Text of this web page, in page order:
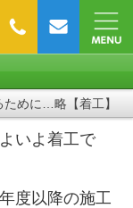
めに…略【着工】
いよ着工で
度以降の施工